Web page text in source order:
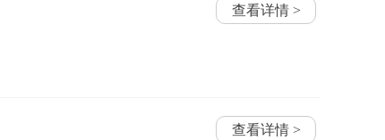
查看详情 >
查看详情 >